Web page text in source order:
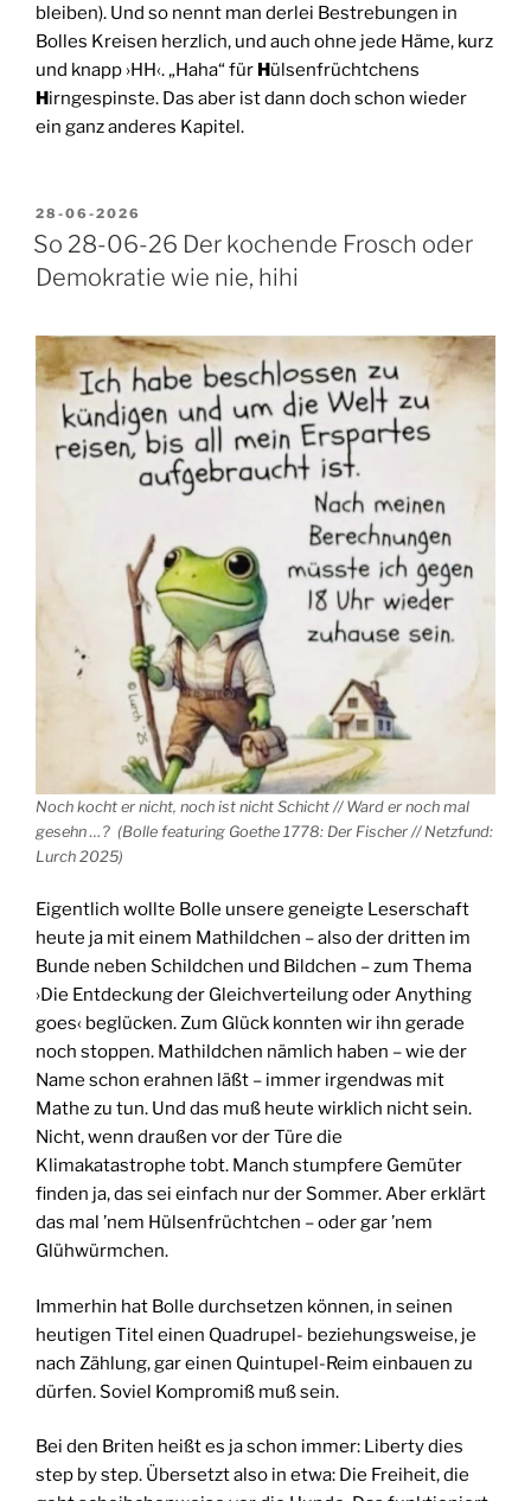
bleiben). Und so nennt man derlei Bestrebungen in
Bolles Kreisen herzlich, und auch ohne jede Häme, kurz
und knapp ›HH‹. „Haha“ für Hülsenfrüchtchens
Hirngespinste. Das aber ist dann doch schon wieder
ein ganz anderes Kapitel.
VERÖFFENTLICHT
AM
28-06-2026
So 28-06-26 Der kochende Frosch oder
Demokratie wie nie, hihi
Noch kocht er nicht, noch ist nicht Schicht // Ward er noch mal
gesehn …? (Bolle featuring Goethe 1778: Der Fischer // Netzfund:
Lurch 2025)
Eigentlich wollte Bolle unsere geneigte Leserschaft
heute ja mit einem Mathildchen – also der dritten im
Bunde neben Schildchen und Bildchen – zum Thema
›Die Entdeckung der Gleichverteilung oder Anything
goes‹ beglücken. Zum Glück konnten wir ihn gerade
noch stoppen. Mathildchen nämlich haben – wie der
Name schon erahnen läßt – immer irgendwas mit
Mathe zu tun. Und das muß heute wirklich nicht sein.
Nicht, wenn draußen vor der Türe die
Klimakatastrophe tobt. Manch stumpfere Gemüter
finden ja, das sei einfach nur der Sommer. Aber erklärt
das mal ’nem Hülsenfrüchtchen – oder gar ’nem
Glühwürmchen.
Immerhin hat Bolle durchsetzen können, in seinen
heutigen Titel einen Quadrupel- beziehungsweise, je
nach Zählung, gar einen Quintupel-Reim einbauen zu
dürfen. Soviel Kompromiß muß sein.
Bei den Briten heißt es ja schon immer: Liberty dies
step by step. Übersetzt also in etwa: Die Freiheit, die